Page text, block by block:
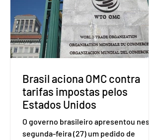
Brasil aciona OMC contra
tarifas impostas pelos
Estados Unidos
O governo brasileiro apresentou nesta
segunda-feira (27) um pedido de